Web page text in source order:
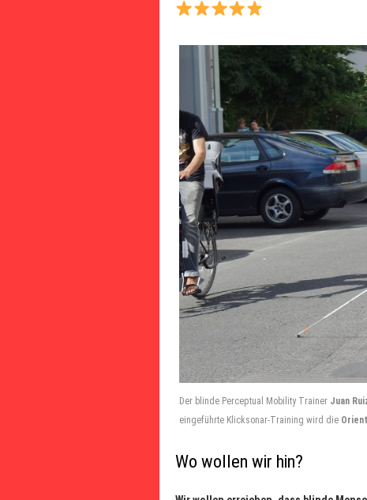
Der blinde Perceptual Mobility Trainer Juan
eingeführte Klicksonar-Training wird die
Wo wollen wir hin?